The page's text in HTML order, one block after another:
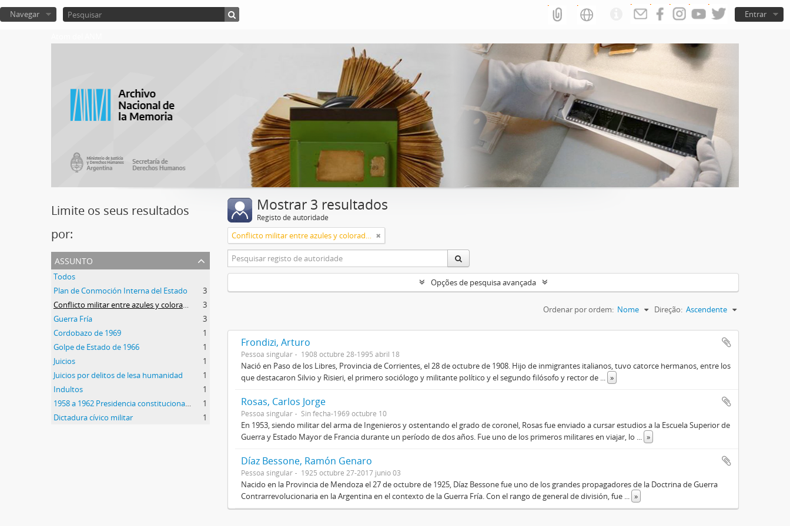
Entrar
Navegar
Limite os seus resultados
por:
assunto
Todos
Plan de Conmoción Interna del Estado
3
3
Guerra Fría
3
Cordobazo de 1969
1
Golpe de Estado de 1966
1
Juicios
1
Juicios por delitos de lesa humanidad
1
Indultos
1
1
Dictadura cívico militar
1
Mostrar 3 resultados
Registo de autoridade
Opções de pesquisa avançada
Ordenar por ordem: Nome Direção: Ascendente
Frondizi, Arturo
Pessoa singular 1908 octubre 28-1995 abril 18
Nació en Paso de los Libres, Provincia de Corrientes, el 28 de octubre de 1908. Hijo de inmigrantes italianos, tuvo catorce hermanos, entre los
que destacaron Silvio y Risieri, el primero sociólogo y militante político y el segundo filósofo y rector de
»
Rosas, Carlos Jorge
Pessoa singular Sin fecha-1969 octubre 10
En 1953, siendo militar del arma de Ingenieros y ostentando el grado de coronel, Rosas fue enviado a cursar estudios a la Escuela Superior de
Guerra y Estado Mayor de Francia durante un período de dos años. Fue uno de los primeros militares en viajar, lo
»
Díaz Bessone, Ramón Genaro
Pessoa singular 1925 octubre 27-2017 junio 03
Nacido en la Provincia de Mendoza el 27 de octubre de 1925, Díaz Bessone fue uno de los grandes propagadores de la Doctrina de Guerra
Contrarrevolucionaria en la Argentina en el contexto de la Guerra Fría. Con el rango de general de división, fue
»